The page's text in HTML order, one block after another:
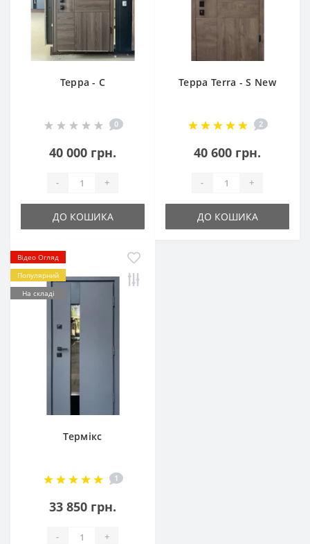
Терра - С
0
40 000 грн.
- +
ДО КОШИКА
Терра Terra - S New
2
40 600 грн.
- +
ДО КОШИКА
Відео Огляд
Популярний
На складі
Термікс
1
33 850 грн.
- +